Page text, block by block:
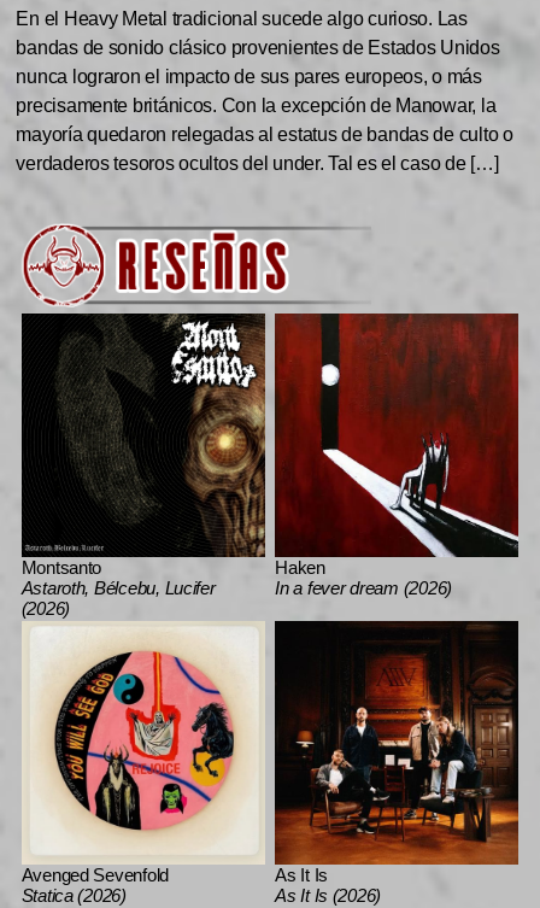
En el Heavy Metal tradicional sucede algo curioso. Las
bandas de sonido clásico provenientes de Estados Unidos
nunca lograron el impacto de sus pares europeos, o más
precisamente británicos. Con la excepción de Manowar, la
mayoría quedaron relegadas al estatus de bandas de culto o
verdaderos tesoros ocultos del under. Tal es el caso de […]
Montsanto
Astaroth, Bélcebu, Lucifer
(2026)
Haken
In a fever dream (2026)
Avenged Sevenfold
Statica (2026)
As It Is
As It Is (2026)